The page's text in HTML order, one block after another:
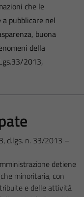
che le
pubblicare nel
buona
della
2013,
d.lgs. n. 33/2013 –
detiene
minoritaria, con
e delle attività